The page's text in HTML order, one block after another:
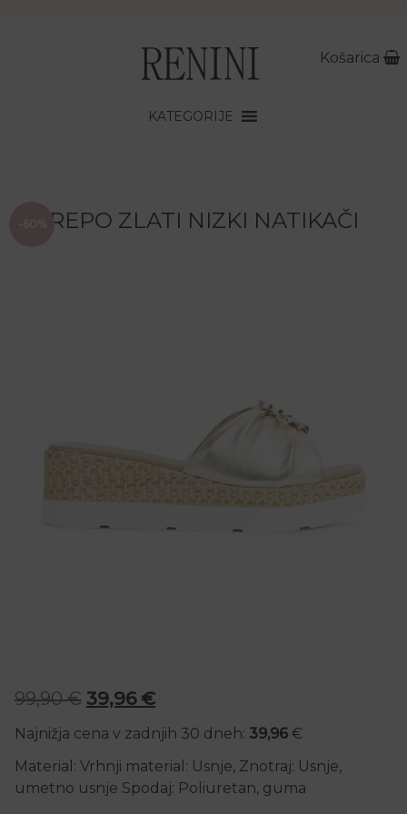
Košarica
KATEGORIJE
REPO ZLATI NIZKI NATIKAČI
99,90€ Izvirna cena je bila: 99,90 €.
39,96 €Trenutna cena je: 39,96 €.
Najnižja cena v zadnjih 30 dneh: 39,96 €
Material: Vrhnji material: Usnje, Znotraj: Usnje,
umetno usnje Spodaj: Poliuretan, guma